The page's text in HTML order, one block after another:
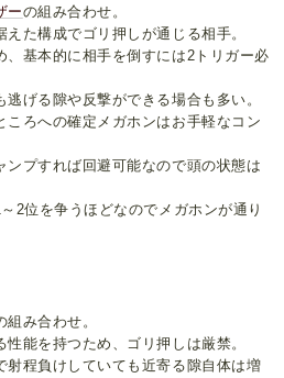
ーの組み合わせ。
た構成でゴリ押しが通じる相手。
、基本的に相手を倒すには2トリガー必
げる隙や反撃ができる場合も多い。
ころへの確定メガホンはお手軽なコン
ンプすれば回避可能なので頭の状態は
2位を争うほどなのでメガホンが通り
組み合わせ。
能を持つため、ゴリ押しは厳禁。
射程負けしていても近寄る隙自体は増